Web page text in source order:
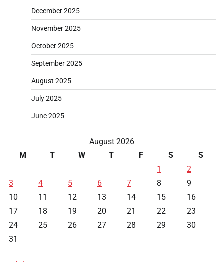
December 2025
November 2025
October 2025
September 2025
August 2025
July 2025
June 2025
August 2026
M
T W T F S
S
1
2
3
4 5 6 7 8
9
10
11 12 13 14 15
16
17
18 19 20 21 22
23
24
25 26 27 28 29
30
31